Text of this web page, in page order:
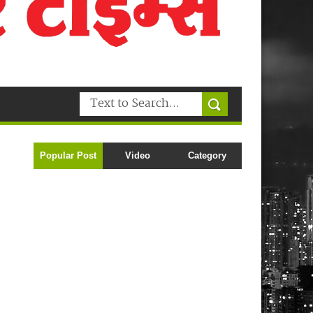
Popular Post Video Category